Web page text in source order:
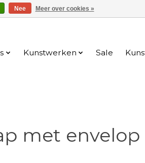
Kunstwerken Sale
met
Nee Meer over cookies »